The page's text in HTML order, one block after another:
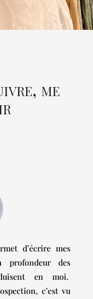
me
d’écrire mes
des
en moi.
c’est vu